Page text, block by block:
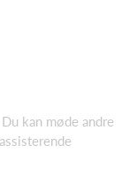
kan møde andre